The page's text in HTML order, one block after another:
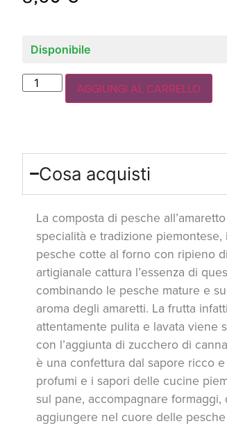
Disponibile
AGGIUNGI AL CARRELLO
Cosa acquisti
La composta di pesche
specialità e tradizione
pesche cotte al forno con ripieno
artigianale cattura l’essenza di
combinando le pesche mature e
aroma degli amaretti. La frutta
attentamente pulita e lavata viene
con l’aggiunta di zucchero di
è una confettura dal sapore ricco
profumi e i sapori delle cucine
sul pane, accompagnare
aggiungere nel cuore delle